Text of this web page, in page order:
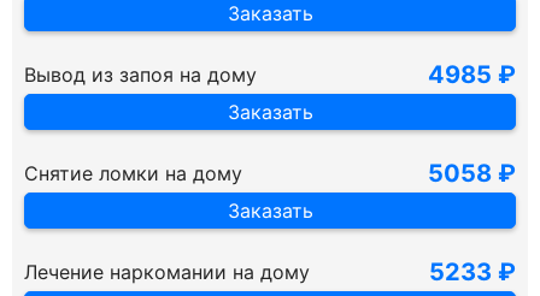
Заказать
Вывод из запоя на дому
Заказать
4985 ₽
Снятие ломки на дому
Заказать
5058 ₽
Лечение наркомании на дому
5233 ₽